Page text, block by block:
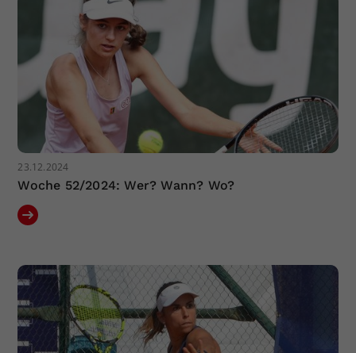
23.12.2024
Woche 52/2024: Wer? Wann? Wo?